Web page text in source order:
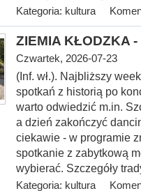
Kategoria: kultura
ZIEMIA KŁODZKA
Czwartek, 2026-07-23
(Inf. wł.). Najbliższy
spotkań z historią po
warto odwiedzić m.in.
a dzień zakończyć
ciekawie - w programie
spotkanie z zabytkową
wybierać. Szczegóły
Kategoria: kultura